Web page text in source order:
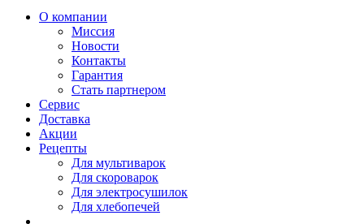
О компании
Миссия
Новости
Контакты
Гарантия
Стать партнером
Сервис
Доставка
Акции
Рецепты
Для мультиварок
Для скороварок
Для электросушилок
Для хлебопечей